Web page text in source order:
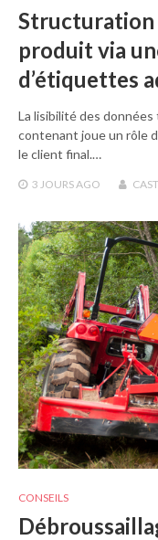
Structuration
produit via
d’étiquettes
La lisibilité des
contenant joue un rôle
le client final.…
3 JOURS AGO
CONSEILS